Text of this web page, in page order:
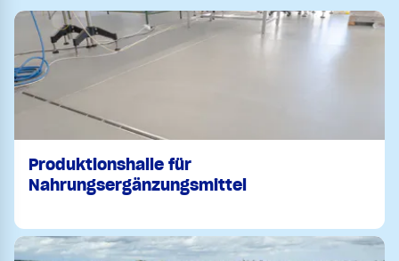
Produktionshalle für
Nahrungsergänzungsmittel